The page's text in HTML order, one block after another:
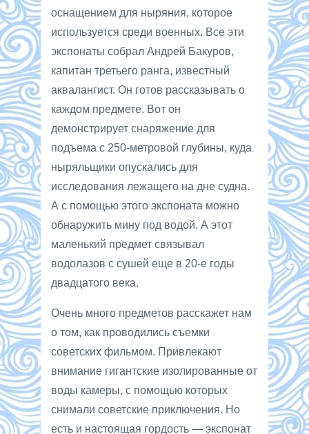
оснащением для ныряния, которое
используется среди военных. Все эти
экспонаты собрал Андрей Бакуров,
капитан третьего ранга, известный
аквалангист. Он готов рассказывать о
каждом предмете. Вот он
демонстрирует снаряжение для
подъема с 250-метровой глубины, куда
ныряльщики опускались для
исследования лежащего на дне судна.
А с помощью этого экспоната можно
обнаружить мину под водой. А этот
маленький предмет связывал
водолазов с сушей еще в 20-е годы
двадцатого века.
Очень много предметов расскажет нам
о том, как проводились съемки
советских фильмом. Привлекают
внимание гигантские изолированные от
воды камеры, с помощью которых
снимали советские приключения. Но
есть и настоящая гордость — экспонат